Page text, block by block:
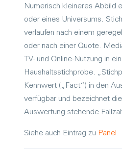
Numerisch kleineres Abbild
oder eines Universums.
verlaufen nach einem
oder nach einer Quote.
TV- und Online-Nutzung in
Haushaltsstichprobe.
Kennwert („Fact“) in den
verfügbar und bezeichnet
Auswertung stehende
Siehe auch Eintrag zu Panel